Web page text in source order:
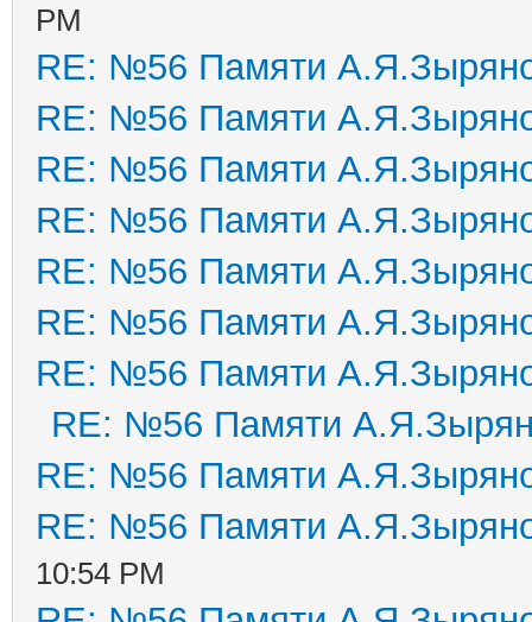
PM
RE: №56 Памяти
RE: №56 Памяти
RE: №56 Памяти
RE: №56 Памяти
RE: №56 Памяти
RE: №56 Памяти
RE: №56 Памяти
RE: №56 Памяти
RE: №56 Памяти
RE: №56 Памяти
10:54 PM